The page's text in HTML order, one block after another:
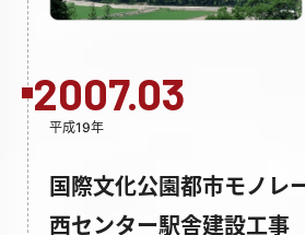
2007.03
平成19年
国際文化公園都市モノレ
西センター駅舎建設工事